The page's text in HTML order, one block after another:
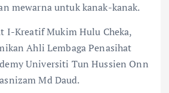
mewarna untuk kanak-kanak.
I-Kreatif Mukim Hulu Cheka,
Ahli Lembaga Penasihat
Universiti Tun Hussien Onn
Md Daud.